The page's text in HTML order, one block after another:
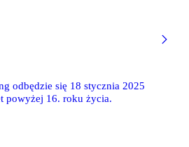
odbędzie się 18 stycznia 2025
powyżej 16. roku życia.